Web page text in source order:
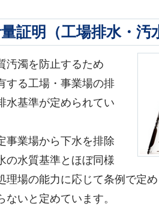
証明（工場排水・汚
汚濁を防止するため
する工場・事業場の排
水基準が定められてい
事業場から下水を排除
の水質基準とほぼ同様
理場の能力に応じて条例で定
ないと定めています。